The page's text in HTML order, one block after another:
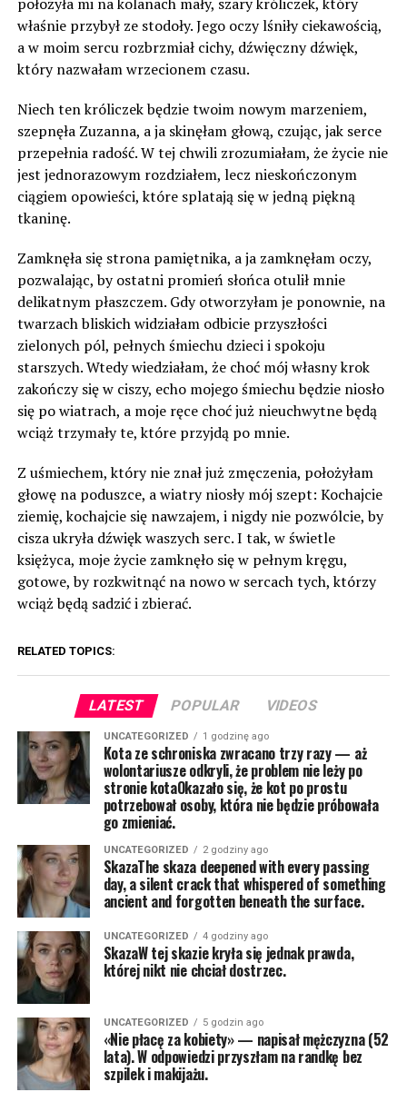
właśnie przybył ze stodoły. Jego oczy lśniły ciekawością,
a w moim sercu rozbrzmiał cichy, dźwięczny dźwięk,
który nazwałam wrzecionem czasu.
Niech ten króliczek będzie twoim nowym marzeniem,
szepnęła Zuzanna, a ja skinęłam głową, czując, jak serce
przepełnia radość. W tej chwili zrozumiałam, że życie nie
jest jednorazowym rozdziałem, lecz nieskończonym
ciągiem opowieści, które splatają się w jedną piękną
tkaninę.
Zamknęła się strona pamiętnika, a ja zamknęłam oczy,
pozwalając, by ostatni promień słońca otulił mnie
delikatnym płaszczem. Gdy otworzyłam je ponownie, na
twarzach bliskich widziałam odbicie przyszłości
zielonych pól, pełnych śmiechu dzieci i spokoju
starszych. Wtedy wiedziałam, że choć mój własny krok
zakończy się w ciszy, echo mojego śmiechu będzie niosło
się po wiatrach, a moje ręce choć już nieuchwytne będą
wciąż trzymały te, które przyjdą po mnie.
Z uśmiechem, który nie znał już zmęczenia, położyłam
głowę na poduszce, a wiatry niosły mój szept: Kochajcie
ziemię, kochajcie się nawzajem, i nigdy nie pozwólcie, by
cisza ukryła dźwięk waszych serc. I tak, w świetle
księżyca, moje życie zamknęło się w pełnym kręgu,
gotowe, by rozkwitnąć na nowo w sercach tych, którzy
wciąż będą sadzić i zbierać.
RELATED TOPICS:
LATEST POPULAR VIDEOS
UNCATEGORIZED 1 godzinę ago
Kota ze schroniska zwracano trzy razy — aż
wolontariusze odkryli, że problem nie leży po
stronie kotaOkazało się, że kot po prostu
potrzebował osoby, która nie będzie próbowała
go zmieniać.
UNCATEGORIZED 2 godziny ago
SkazaThe skaza deepened with every passing
day, a silent crack that whispered of something
ancient and forgotten beneath the surface.
UNCATEGORIZED 4 godziny ago
SkazaW tej skazie kryła się jednak prawda,
której nikt nie chciał dostrzec.
UNCATEGORIZED 5 godzin ago
«Nie płacę za kobiety» — napisał mężczyzna (52
lata). W odpowiedzi przyszłam na randkę bez
szpilek i makijażu.